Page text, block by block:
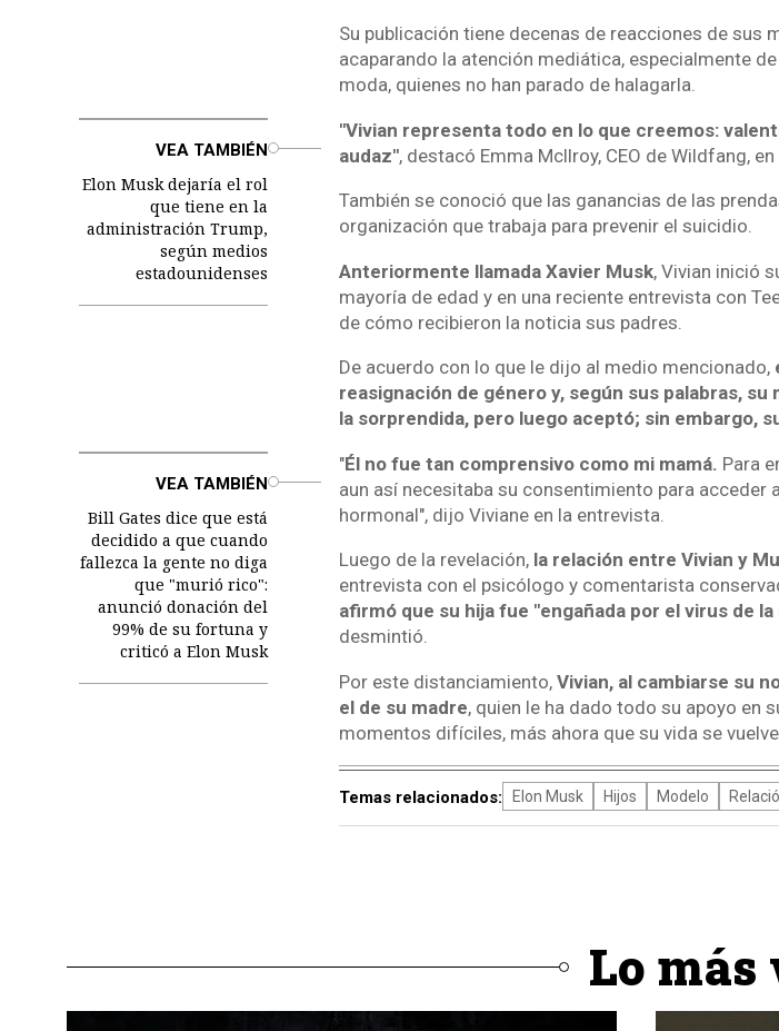
Su publicación tiene decenas de reacciones de
acaparando la atención mediática, especialmente
moda, quienes no han parado de halagarla.
VEA TAMBIÉN
Elon Musk dejaría el rol
que tiene en la
administración Trump,
según medios
estadounidenses
"Vivian representa todo en lo que creemos:
audaz", destacó Emma Mcllroy, CEO de Wildfang,
También se conoció que las ganancias de las
organización que trabaja para prevenir el suicidio.
Anteriormente llamada Xavier Musk, Vivian inició
mayoría de edad y en una reciente entrevista con
de cómo recibieron la noticia sus padres.
De acuerdo con lo que le dijo al medio mencionado,
reasignación de género y, según sus palabras,
la sorprendida, pero luego aceptó; sin embargo,
VEA TAMBIÉN
Bill Gates dice que está
decidido a que cuando
fallezca la gente no diga
que "murió rico":
anunció donación del
99% de su fortuna y
criticó a Elon Musk
"Él no fue tan comprensivo como mi mamá. Para
aun así necesitaba su consentimiento para
hormonal", dijo Viviane en la entrevista.
Luego de la revelación, la relación entre Vivian y
entrevista con el psicólogo y comentarista
afirmó que su hija fue "engañada por el virus de
desmintió.
Por este distanciamiento, Vivian, al cambiarse su
el de su madre, quien le ha dado todo su apoyo en
momentos difíciles, más ahora que su vida se
Temas relacionados: Elon Musk Hijos Modelo
Lo más